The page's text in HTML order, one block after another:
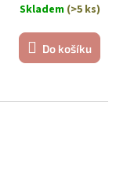
Skladem (>5 ks)
Do košíku